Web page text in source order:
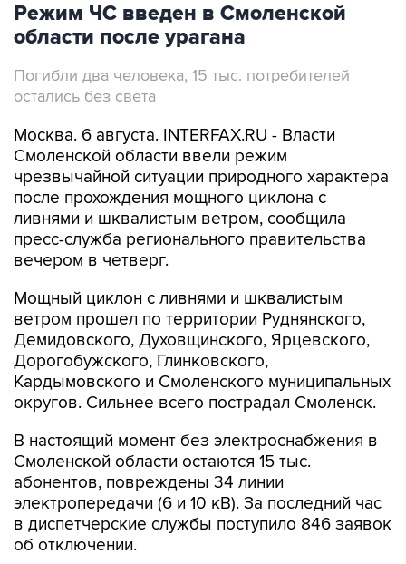
Режим ЧС введен в Смоленской
области после урагана
Погибли два человека, 15 тыс. потребителей
остались без света
Москва. 6 августа. INTERFAX.RU - Власти
Смоленской области ввели режим
чрезвычайной ситуации природного характера
после прохождения мощного циклона с
ливнями и шквалистым ветром, сообщила
пресс-служба регионального правительства
вечером в четверг.
Мощный циклон с ливнями и шквалистым
ветром прошел по территории Руднянского,
Демидовского, Духовщинского, Ярцевского,
Дорогобужского, Глинковского,
Кардымовского и Смоленского муниципальных
округов. Сильнее всего пострадал Смоленск.
В настоящий момент без электроснабжения в
Смоленской области остаются 15 тыс.
абонентов, повреждены 34 линии
электропередачи (6 и 10 кВ). За последний час
в диспетчерские службы поступило 846 заявок
об отключении.